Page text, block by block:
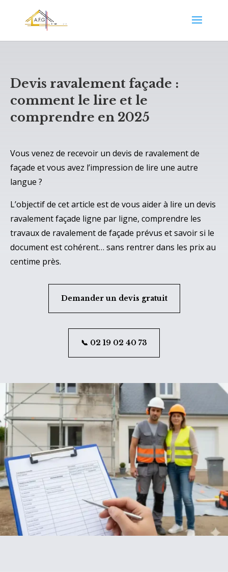
Devis ravalement façade :
comment le lire et le
comprendre en 2025
Vous venez de recevoir un devis de ravalement de
façade et vous avez l’impression de lire une autre
langue ?
L’objectif de cet article est de vous aider à lire un devis
ravalement façade ligne par ligne, comprendre les
travaux de ravalement de façade prévus et savoir si le
document est cohérent… sans rentrer dans les prix au
centime près.
Demander un devis gratuit
📞 02 19 02 40 73